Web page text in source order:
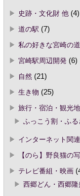
史跡・文化財 他(4)
道の駅 (7)
私の好きな宮崎の
宮崎駅周辺開発(6)
自然 (21)
生き物 (25)
旅行・宿泊・観光地
ふっこう割・ふ
インターネット関連
【のら】野良猫の
テレビ番組・映画
西郷どん・西郷隆